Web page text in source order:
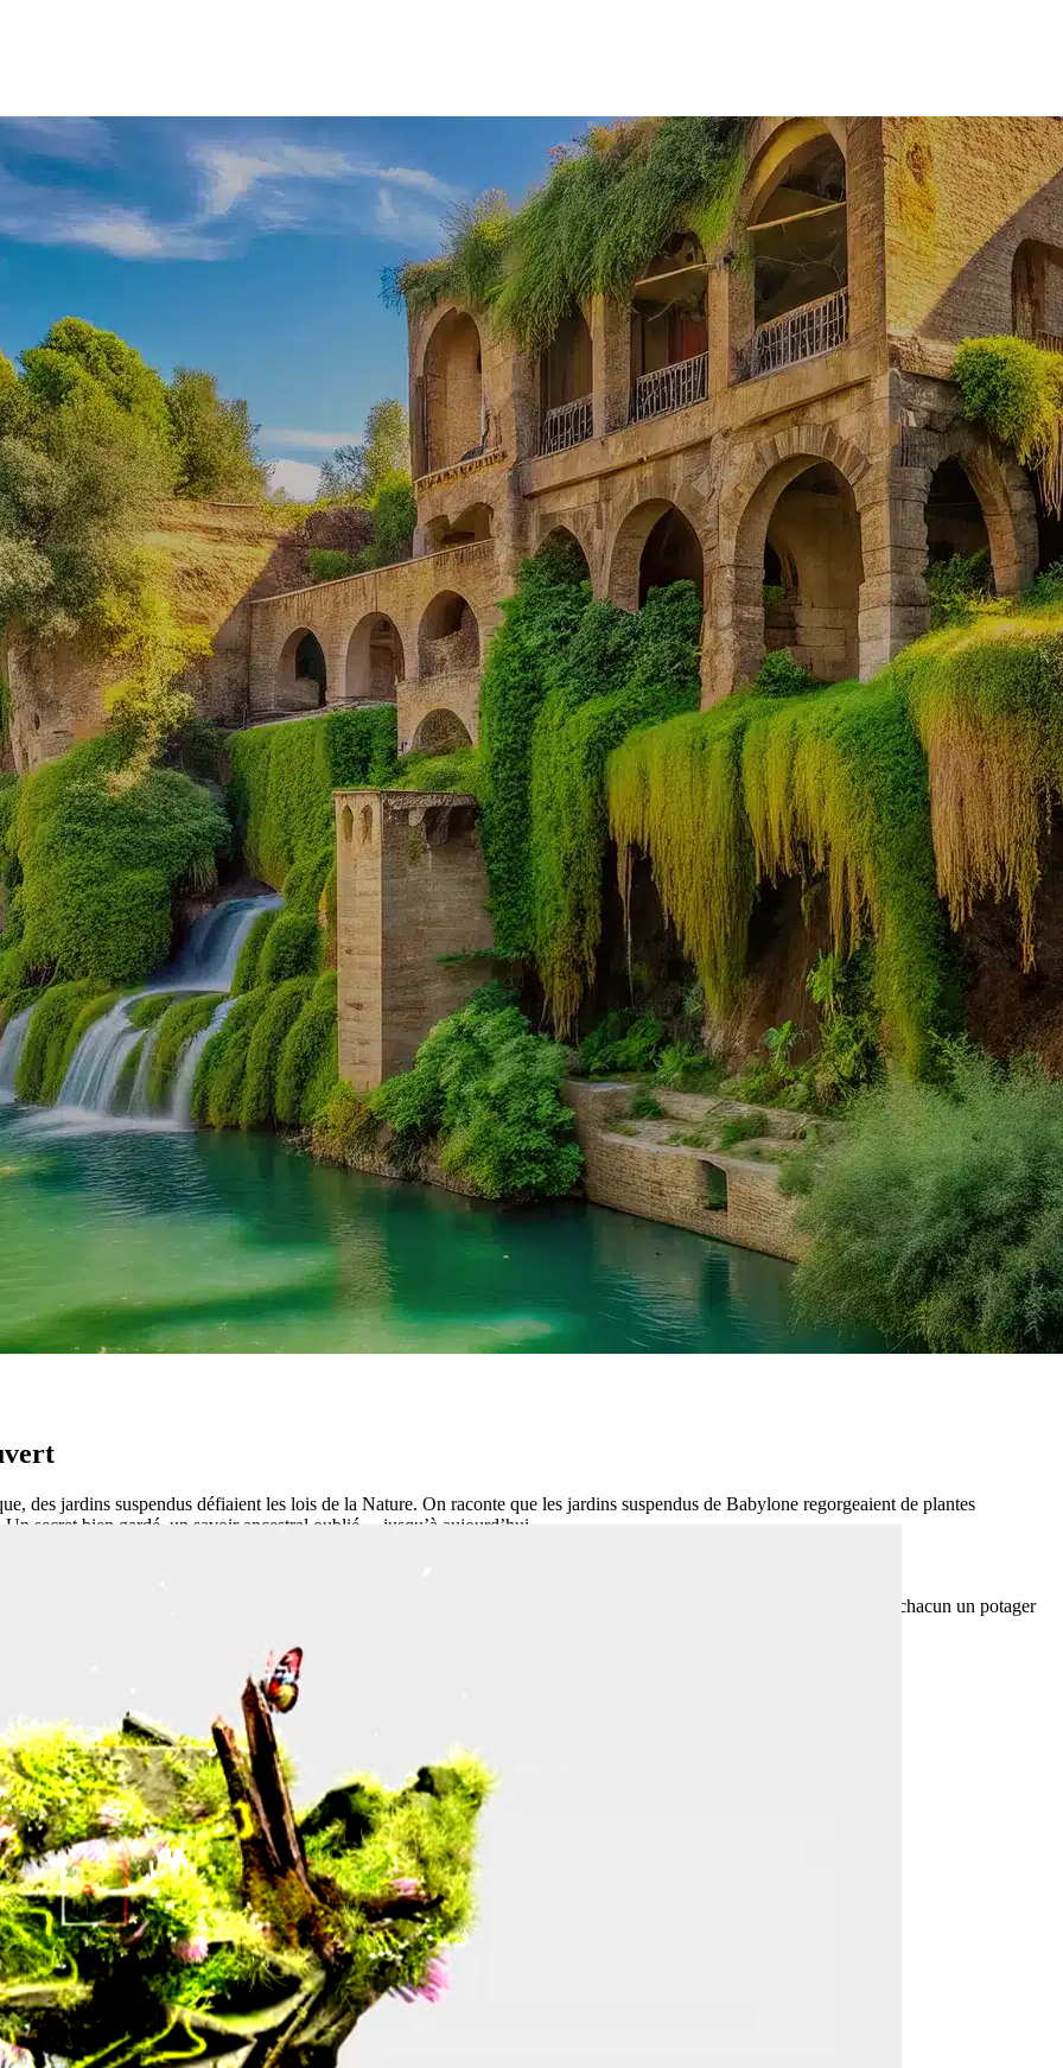
des jardins suspendus défiaient les lois de la Nature. On raconte que les jardins suspendus de Babylone regorgeaient de plantes
secret bien gardé, un savoir ancestral oublié… jusqu’à aujourd’hui.
et les plantes dans un équilibre parfait. Inspirés par cette technique légendaire, nous l’avons réinventée pour offrir à chacun un potager